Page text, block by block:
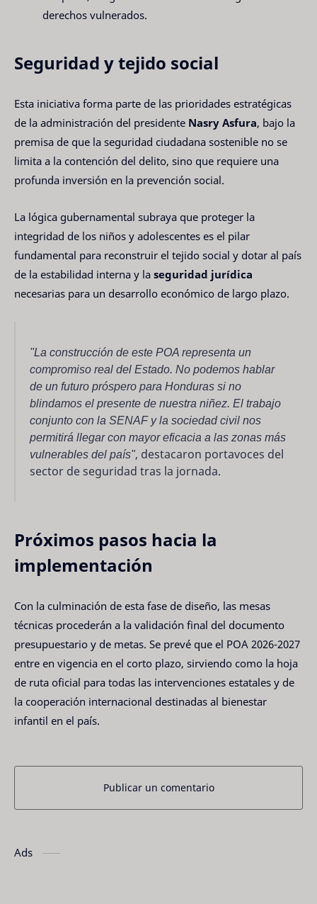
derechos vulnerados.
Seguridad y tejido social
Esta iniciativa forma parte de las prioridades estratégicas
de la administración del presidente Nasry Asfura, bajo la
premisa de que la seguridad ciudadana sostenible no se
limita a la contención del delito, sino que requiere una
profunda inversión en la prevención social.
La lógica gubernamental subraya que proteger la
integridad de los niños y adolescentes es el pilar
fundamental para reconstruir el tejido social y dotar al país
de la estabilidad interna y la seguridad jurídica
necesarias para un desarrollo económico de largo plazo.
"La construcción de este POA representa un
compromiso real del Estado. No podemos hablar
de un futuro próspero para Honduras si no
blindamos el presente de nuestra niñez. El trabajo
conjunto con la SENAF y la sociedad civil nos
permitirá llegar con mayor eficacia a las zonas más
vulnerables del país", destacaron portavoces del
sector de seguridad tras la jornada.
Próximos pasos hacia la
implementación
Con la culminación de esta fase de diseño, las mesas
técnicas procederán a la validación final del documento
presupuestario y de metas. Se prevé que el POA 2026-2027
entre en vigencia en el corto plazo, sirviendo como la hoja
de ruta oficial para todas las intervenciones estatales y de
la cooperación internacional destinadas al bienestar
infantil en el país.
Publicar un comentario
Ads